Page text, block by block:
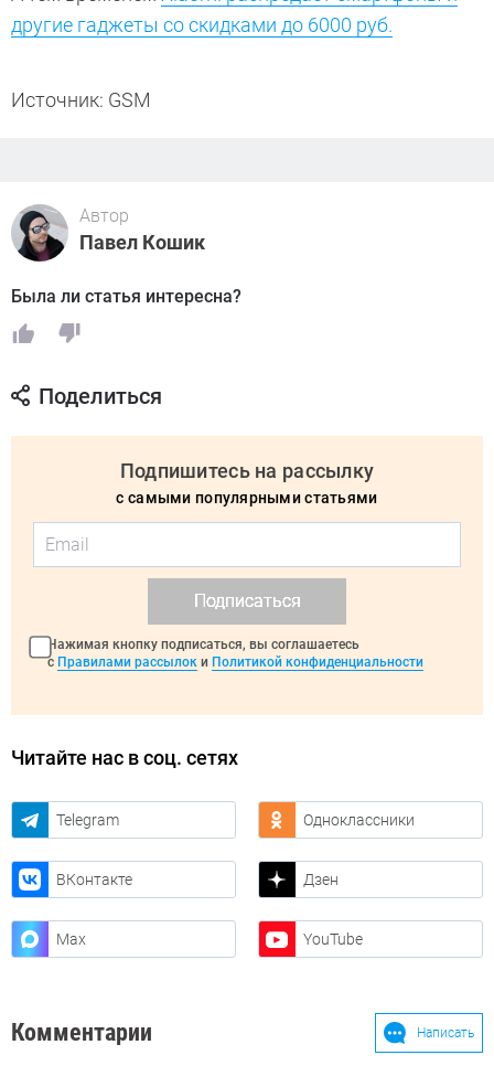
другие гаджеты со скидками до 6000 руб.
Источник: GSM
Автор
Павел Кошик
Была ли статья интересна?
Поделиться
Подпишитесь на рассылку
с самыми популярными статьями
Подписаться
Нажимая кнопку подписаться, вы соглашаетесь
с Правилами рассылок и Политикой конфиденциальности
Читайте нас в соц. сетях
Telegram Одноклассники
ВКонтакте Дзен
Max YouTube
Комментарии Написать